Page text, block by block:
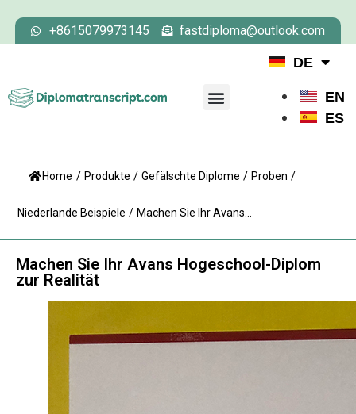
+8615079973145 fastdiploma@outlook.com
DE
EN
ES
Home / Produkte / Gefälschte Diplome / Proben /
Niederlande Beispiele / Machen Sie Ihr Avans...
Machen Sie Ihr Avans Hogeschool-Diplom
zur Realität